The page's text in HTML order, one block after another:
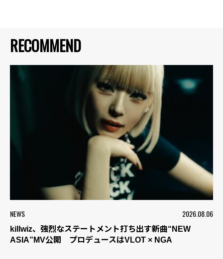
RECOMMEND
NEWS 2026.08.06
killwiz、強烈なステートメント打ち出す新曲“NEW
ASIA”MV公開 プロデュースはVLOT × NGA